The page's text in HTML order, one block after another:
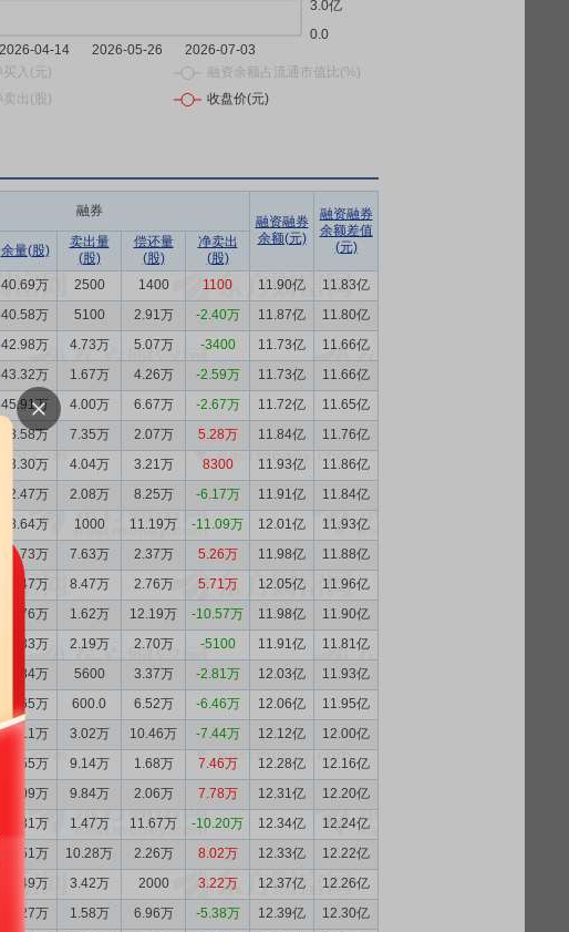
融券
融资融券
余额(元)
融资融券
余额差值
(元)
余量(股)
卖出量
(股)
偿还量
(股)
净卖出
(股)
40.69万 2500 1400 1100 11.90亿
11.83亿
40.58万 5100 2.91万 -2.40万 11.87亿
11.80亿
42.98万 4.73万 5.07万 -3400 11.73亿
11.66亿
43.32万 1.67万 4.26万 -2.59万 11.73亿
11.66亿
45.91万 4.00万 6.67万 -2.67万 11.72亿
11.65亿
48.58万 7.35万 2.07万 5.28万 11.84亿
11.76亿
43.30万 4.04万 3.21万 8300 11.93亿
11.86亿
42.47万 2.08万 8.25万 -6.17万 11.91亿
11.84亿
48.64万 1000 11.19万 -11.09万 12.01亿
11.93亿
59.73万 7.63万 2.37万 5.26万 11.98亿
11.88亿
54.47万 8.47万 2.76万 5.71万 12.05亿
11.96亿
48.76万 1.62万 12.19万 -10.57万 11.98亿
11.90亿
59.33万 2.19万 2.70万 -5100 11.91亿
11.81亿
59.84万 5600 3.37万 -2.81万 12.03亿
11.93亿
62.65万 600.0 6.52万 -6.46万 12.06亿
11.95亿
69.11万 3.02万 10.46万 -7.44万 12.12亿
12.00亿
76.55万 9.14万 1.68万 7.46万 12.28亿
12.16亿
69.09万 9.84万 2.06万 7.78万 12.31亿
12.20亿
61.31万 1.47万 11.67万 -10.20万 12.34亿
12.24亿
71.51万 10.28万 2.26万 8.02万 12.33亿
12.22亿
63.49万 3.42万 2000 3.22万 12.37亿
12.26亿
60.27万 1.58万 6.96万 -5.38万 12.39亿
12.30亿